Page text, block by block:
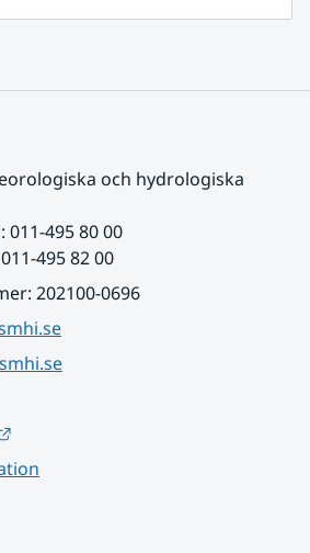
och hydrologiska
011-495 80 00
495 82 00
202100-0696